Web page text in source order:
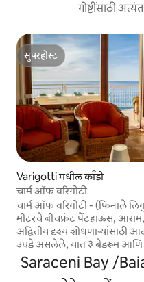
गोष्टींसाठी
सुपरहोस्ट
सुपरहोस्ट
Varigotti मधील काँडो
चार्म ऑफ वरिगोटी
चार्म ऑफ वरिगोटी - (फिनाले लिगुरे) 130
मीटरचे बीचफ्रंट पेंटहाऊस,
अद्वितीय दृश्य शोधणाऱ्यांसाठी
उघडे असलेले, यात ३ बेडरूम आणि
आणि २ बाल्कनी असलेले
समुद्राकडे तोंड असलेला एक
Saraceni Bay /